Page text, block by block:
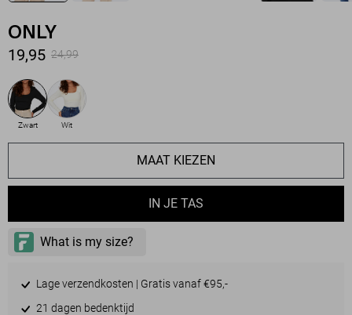
ONLY
19,95 24,99
Zwart Wit
MAAT KIEZEN
IN JE TAS
Lage verzendkosten | Gratis vanaf €95,-
21 dagen bedenktijd